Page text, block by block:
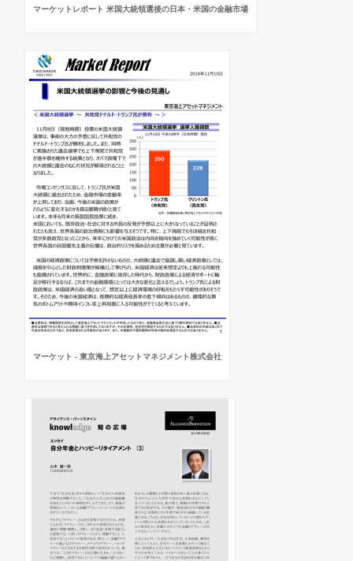
マーケットレポート 米国大統領選後の日本・米国の金融市場
マーケット - 東京海上アセットマネジメント株式会社